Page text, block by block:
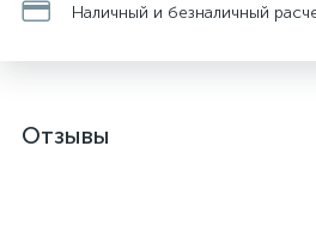
Наличный и безналичный
Отзывы